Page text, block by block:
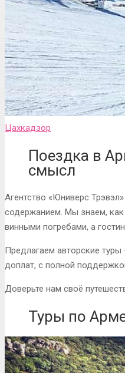
Цахкадзор
Поездка в
смысл
Агентство «Юниверс
содержанием. Мы знаем,
винными погребами, а
Предлагаем авторские
доплат, с полной
Доверьте нам своё
Туры по